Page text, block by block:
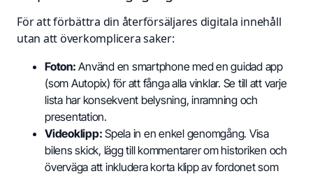
För att förbättra din återförsäljares digitala innehåll
utan att överkomplicera saker:
Foton: Använd en smartphone med en guidad app
(som Autopix) för att fånga alla vinklar. Se till att varje
lista har konsekvent belysning, inramning och
presentation.
Videoklipp: Spela in en enkel genomgång. Visa
bilens skick, lägg till kommentarer om historiken och
överväga att inkludera korta klipp av fordonet som